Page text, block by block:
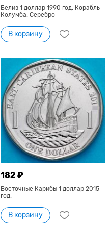
Белиз 1 доллар 1990 год. Корабль
Колумба. Серебро
В корзину
182 ₽
Восточные Карибы 1 доллар 2015
год.
В корзину